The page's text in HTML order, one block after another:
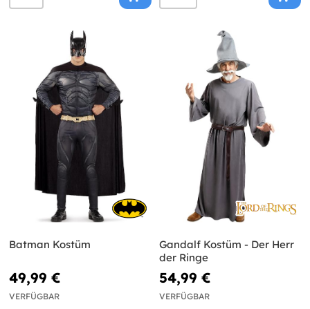
Batman Kostüm
49,99 €
VERFÜGBAR
Gandalf Kostüm - Der Herr
der Ringe
54,99 €
VERFÜGBAR